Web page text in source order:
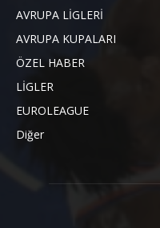
AVRUPA LİGLERİ
AVRUPA KUPALARI
ÖZEL HABER
LİGLER
EUROLEAGUE
Diğer